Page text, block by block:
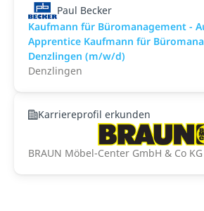
Paul Becker
Kaufmann für Büromanagement -
Apprentice Kaufmann für
Denzlingen (m/w/d)
Denzlingen
Karriereprofil erkunden
BRAUN Möbel-Center GmbH & Co KG